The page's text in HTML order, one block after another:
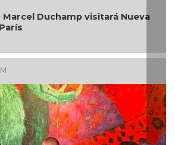
Noyola Fernández tiende un
moderno y contemporáneo
/ 10:20 AM